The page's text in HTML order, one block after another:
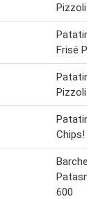
Pizzoli 1
Patatine
Frisé
Patatine
Pizzoli 1
Patatine
Chips!
600